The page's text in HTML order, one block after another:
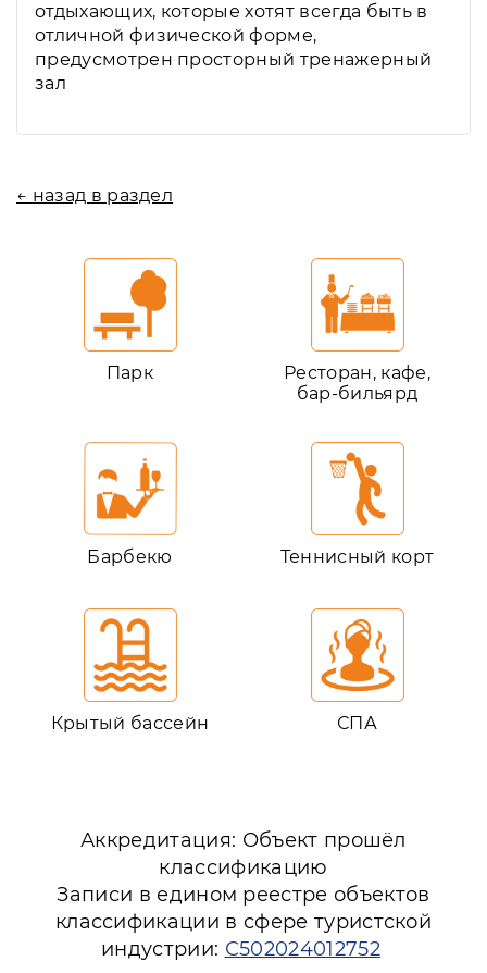
отдыхающих, которые хотят всегда быть в
отличной физической форме,
предусмотрен просторный тренажерный
зал
← назад в раздел
Парк
Ресторан, кафе,
бар-бильярд
Барбекю Теннисный корт
Крытый бассейн СПА
Аккредитация: Объект прошёл
классификацию
Записи в едином реестре объектов
классификации в сфере туристской
индустрии: С502024012752